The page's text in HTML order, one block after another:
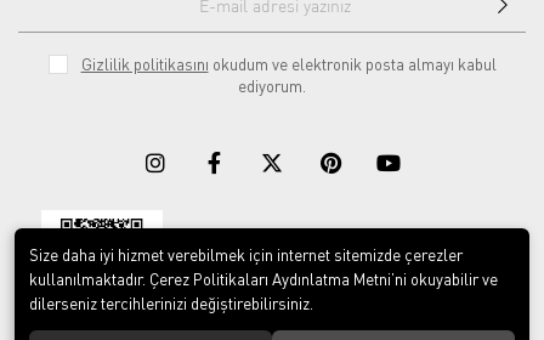
Gizlilik politikasını okudum ve elektronik posta almayı kabul
ediyorum.
Download on the
App Store
Download on
Google play
Size daha iyi hizmet verebilmek için internet sitemizde çerezler
kullanılmaktadır. Çerez Politikaları Aydınlatma Metni’ni okuyabilir ve
dilerseniz tercihlerinizi değiştirebilirsiniz.